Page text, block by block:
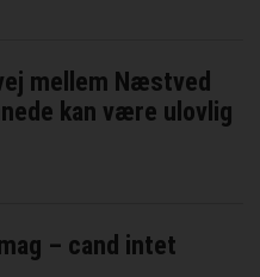
mellem Næstved
kan være ulovlig
– cand intet